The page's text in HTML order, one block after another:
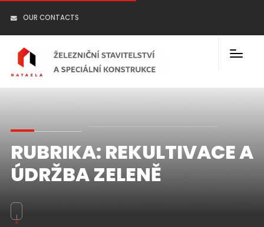
OUR CONTACTS
RUBRIKA:REKULTIVACE A
ÚDRŽBA ZELENĚ